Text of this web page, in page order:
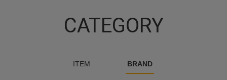
CATEGORY
ITEM BRAND